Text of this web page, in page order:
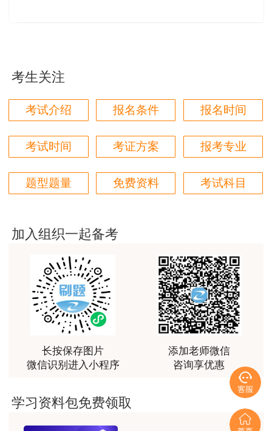
考生关注
考试介绍 报名条件 报名时间
考试时间 考证方案 报考专业
题型题量 免费资料 考试科目
加入组织一起备考
长按保存图片
微信识别进入小程序
添加老师微信
咨询享优惠
学习资料包免费领取